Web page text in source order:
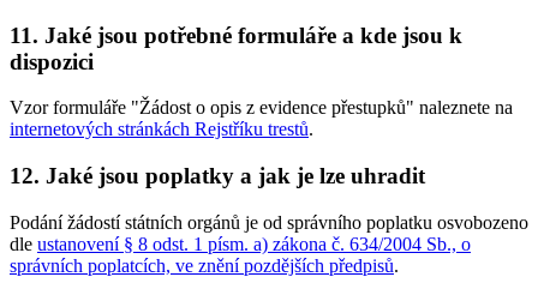
11. Jaké jsou potřebné formuláře a kde jsou k
dispozici
Vzor formuláře "Žádost o opis z evidence přestupků" naleznete na
internetových stránkách Rejstříku trestů.
12. Jaké jsou poplatky a jak je lze uhradit
Podání žádostí státních orgánů je od správního poplatku osvobozeno
dle ustanovení § 8 odst. 1 písm. a) zákona č. 634/2004 Sb., o
správních poplatcích, ve znění pozdějších předpisů.